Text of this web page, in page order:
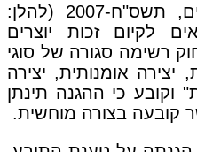
סעיף 4 לחוק זכות יוצרים, תשס"ח-2007 (להלן:
לקיום זכות יוצרים
רשימה סגורה של סוגי
יצירה אומנותית, יצירה
וקובע כי ההגנה תינתן
קובעה בצורה מוחשית.